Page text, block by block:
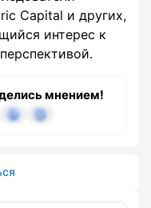
Capital и других,
интерес к
мнением!